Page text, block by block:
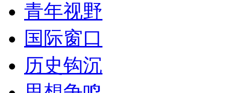
青年视野
国际窗口
历史钩沉